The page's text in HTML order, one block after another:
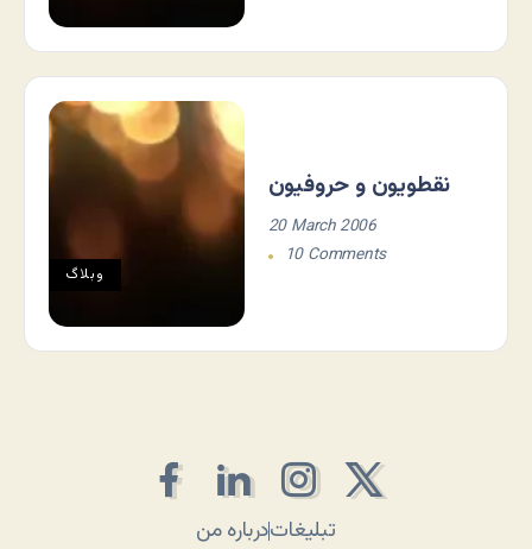
وبلاگ
نقطویون و حروفیون
20 March 2006
10 Comments
درباره منتبلیغات